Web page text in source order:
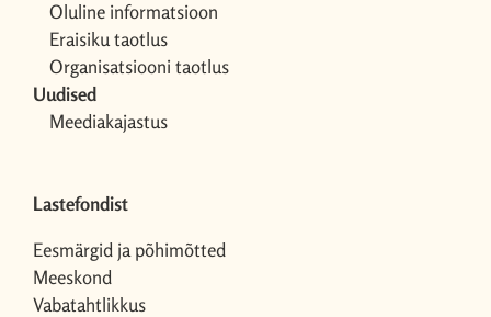
Oluline informatsioon
Eraisiku taotlus
Organisatsiooni taotlus
Uudised
Meediakajastus
Lastefondist
Eesmärgid ja põhimõtted
Meeskond
Vabatahtlikkus